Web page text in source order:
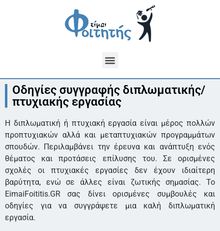
Οδηγίες συγγραφής διπλωματικής/
πτυχιακής εργασίας
Η διπλωματική ή πτυχιακή εργασία είναι μέρος πολλών
προπτυχιακών αλλά και μεταπτυχιακών προγραμμάτων
σπουδών. Περιλαμβάνει την έρευνα και ανάπτυξη ενός
θέματος και προτάσεις επίλυσης του. Σε ορισμένες
σχολές οι πτυχιακές εργασίες δεν έχουν ιδιαίτερη
βαρύτητα, ενώ σε άλλες είναι ζωτικής σημασίας. Το
EimaiFoititis.GR σας δίνει ορισμένες συμβουλές και
οδηγίες για να συγγράψετε μια καλή διπλωματική
εργασία.